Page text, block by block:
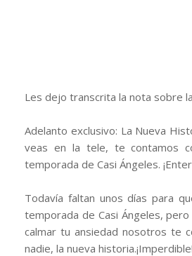
Les dejo transcrita la nota sobre
Adelanto exclusivo: La Nueva
veas en la tele, te contamos
temporada de Casi Ángeles.
Todavía faltan unos días para
temporada de Casi Ángeles,
calmar tu ansiedad nosotros te
nadie, la nueva historia.¡Imperdible!